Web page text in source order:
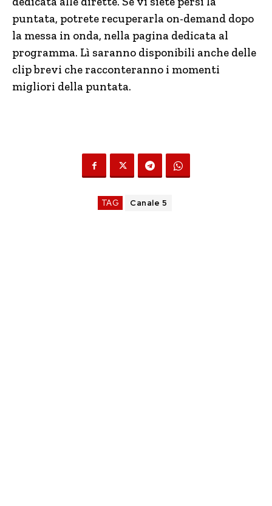
puntata, potrete recuperarla on-demand dopo
la messa in onda, nella pagina dedicata al
programma. Lì saranno disponibili anche delle
clip brevi che racconteranno i momenti
migliori della puntata.
TAG Canale 5